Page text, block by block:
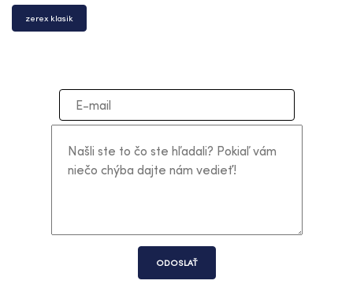
zerex klasik
ODOSLAŤ